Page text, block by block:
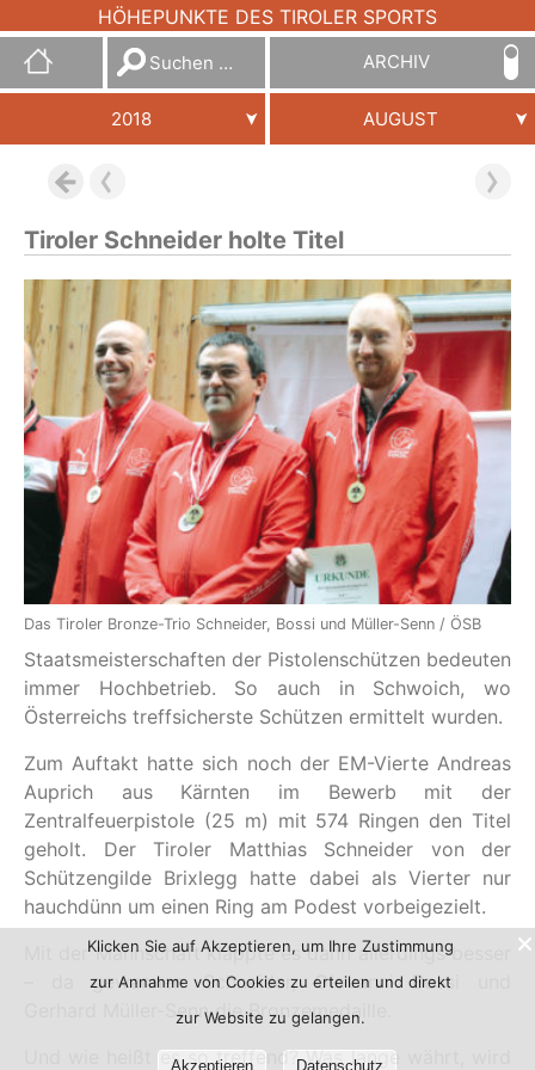
HÖHEPUNKTE DES TIROLER SPORTS
Suchen
nach:
ARCHIV
2018 AUGUST
Tiroler Schneider holte Titel
Das Tiroler Bronze-Trio Schneider, Bossi und Müller-Senn / ÖSB
Staatsmeisterschaften der Pistolenschützen bedeuten
immer Hochbetrieb. So auch in Schwoich, wo
Österreichs treffsicherste Schützen ermittelt wurden.
Zum Auftakt hatte sich noch der EM-Vierte Andreas
Auprich aus Kärnten im Bewerb mit der
Zentralfeuerpistole (25 m) mit 574 Ringen den Titel
geholt. Der Tiroler Matthias Schneider von der
Schützengilde Brixlegg hatte dabei als Vierter nur
hauchdünn um einen Ring am Podest vorbeigezielt.
Mit der Mannschaft klappte es dann allerdings besser
– da gewannen Schneider, Giovanni Bossi und
Gerhard Müller-Senn die Bronzemedaille.
Und wie heißt es so treffend? Was lange währt, wird
Klicken Sie auf Akzeptieren, um Ihre Zustimmung
zur Annahme von Cookies zu erteilen und direkt
zur Website zu gelangen.
Akzeptieren Datenschutz